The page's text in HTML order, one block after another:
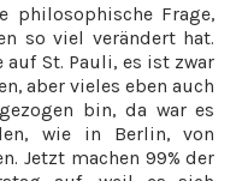
philosophische Frage,
so viel verändert hat.
auf St. Pauli, es ist zwar
aber vieles eben auch
bin, da war es
wie in Berlin, von
Jetzt machen 99% der